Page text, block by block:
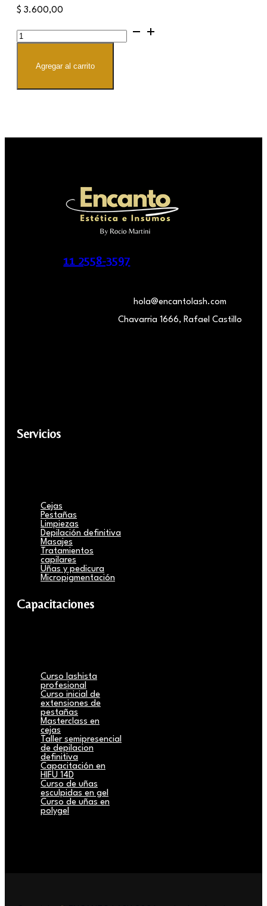
$ 3.600,00
Cortacuticulas
tornasol
cantidad
Agregar al carrito
11 2558-3597
hola@encantolash.com
Chavarria 1666, Rafael Castillo
Servicios
Cejas
Pestañas
Limpiezas
Depilación definitiva
Masajes
Tratamientos
capilares
Uñas y pedicura
Micropigmentación
Capacitaciones
Curso lashista
profesional
Curso inicial de
extensiones de
pestañas
Masterclass en
cejas
Taller semipresencial
de depilacion
definitiva
Capacitación en
HIFU 14D
Curso de uñas
esculpidas en gel
Curso de uñas en
polygel